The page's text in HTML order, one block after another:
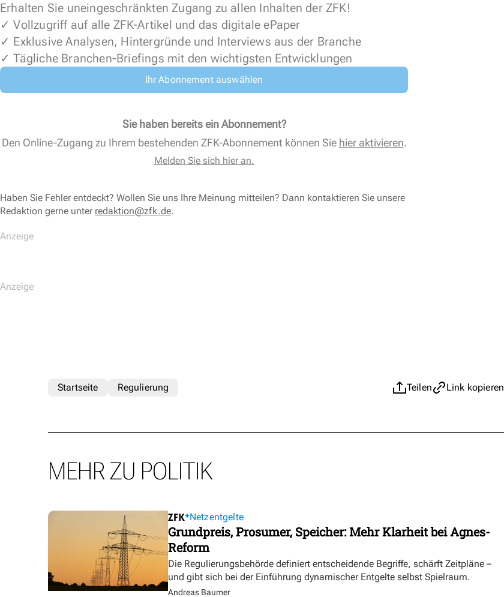
Erhalten Sie uneingeschränkten Zugang zu allen Inhalten der ZFK!
✓ Vollzugriff auf alle ZFK-Artikel und das digitale ePaper
✓ Exklusive Analysen, Hintergründe und Interviews aus der Branche
✓ Tägliche Branchen-Briefings mit den wichtigsten Entwicklungen
Ihr Abonnement auswählen
Sie haben bereits ein Abonnement?
Den Online-Zugang zu Ihrem bestehenden ZFK-Abonnement können Sie hier aktivieren.
Melden Sie sich hier an.
Haben Sie Fehler entdeckt? Wollen Sie uns Ihre Meinung mitteilen? Dann kontaktieren Sie unsere
Redaktion gerne unter redaktion@zfk.de.
Teilen Link kopieren
Startseite Regulierung
MEHR ZU POLITIK
Netzentgelte
Grundpreis, Prosumer, Speicher: Mehr Klarheit bei Agnes-
Reform
Die Regulierungsbehörde definiert entscheidende Begriffe, schärft Zeitpläne –
und gibt sich bei der Einführung dynamischer Entgelte selbst Spielraum.
Andreas Baumer